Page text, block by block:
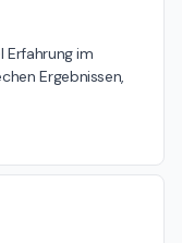
Erfahrung im
Ergebnissen,